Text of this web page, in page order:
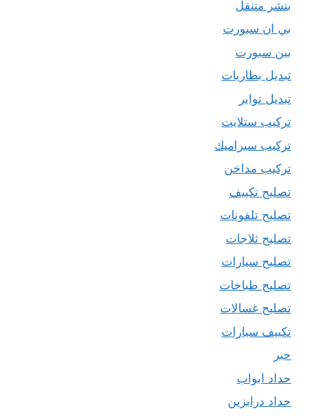
بنشر متنقل
بي ان سبورت
بين سبورت
تبديل بطاريات
تبديل تواير
تركيب ستلايت
تركيب سيراميك
تركيب مداخن
تصليح تكييف
تصليح تلفونات
تصليح ثلاجات
تصليح سيارات
تصليح طباخات
تصليح غسالات
تكييف سيارات
حبر
حداد ابواب
حداد درابزين